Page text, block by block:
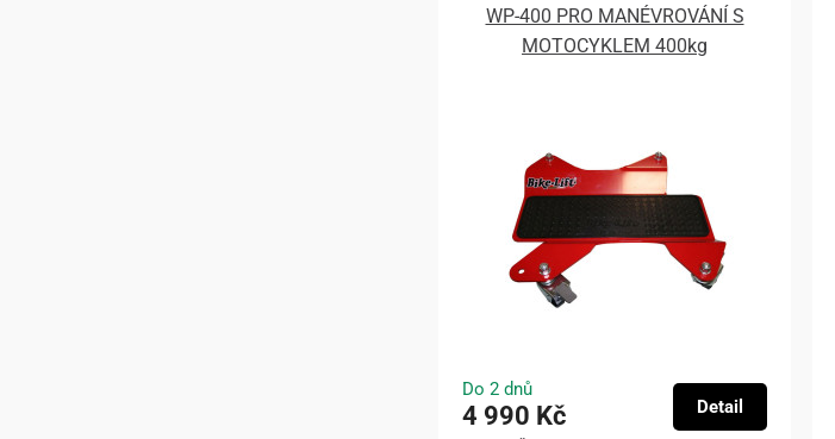
WP-400 PRO MANÉVROVÁNÍ S
MOTOCYKLEM 400kg
Do 2 dnů
4 990 Kč Detail